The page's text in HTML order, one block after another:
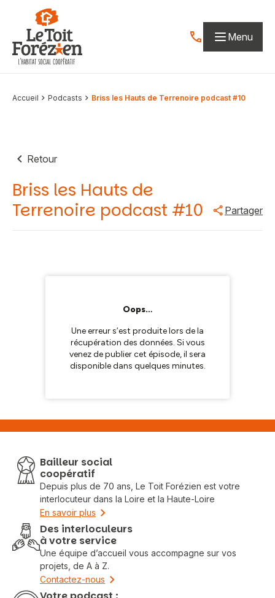
Aller au contenu
Contactez-nous
Menu
Accueil Podcasts Briss les Hauts de Terrenoire podcast #10
Retour
Briss les Hauts de
Terrenoire podcast #10
Partager
Bailleur social
coopératif
Depuis plus de 70 ans, Le Toit Forézien est votre
interlocuteur dans la Loire et la Haute-Loire
En savoir plus
Des interloculeurs
à votre service
Une équipe d’accueil vous accompagne sur vos
projets, de A à Z.
Contactez-nous